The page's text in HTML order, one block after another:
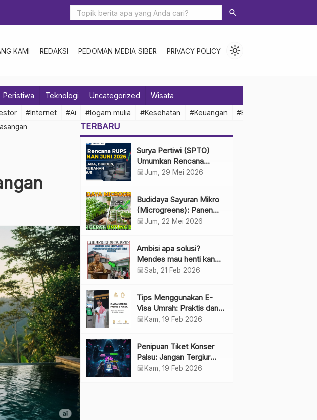
search
KAMI REDAKSI PEDOMAN MEDIA SIBER PRIVACY POLICY light_mode
Peristiwa Teknologi Uncategorized Wisata
#Internet #Ai #logam mulia #Kesehatan #Keuangan #Ekonomi Indonesia
TERBARU
Surya Pertiwi (SPTO)
Umumkan Rencana
RUPS Tahunan Juni 2026,
Penguru
calendar_monthJum, 29 Mei 2026
Budidaya Sayuran Mikro
(Microgreens): Panen
Cepat, Untung Besar
calendar_monthJum, 22 Mei 2026
Ambisi apa solusi?
Mendes mau henti kan
penyebaran minimarket
calendar_monthSab, 21 Feb 2026
Tips Menggunakan E-
Visa Umrah: Praktis dan
Cepat
calendar_month Kam, 19 Feb 2026
Penipuan Tiket Konser
Palsu: Jangan Tergiur
Penjualan di Media Sosial
calendar_month Kam, 19 Feb 2026